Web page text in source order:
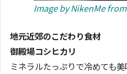
Image by NikenMe
地元近郊のこだわり食材
御殿場コシヒカリ
ミネラルたっぷりで冷めても